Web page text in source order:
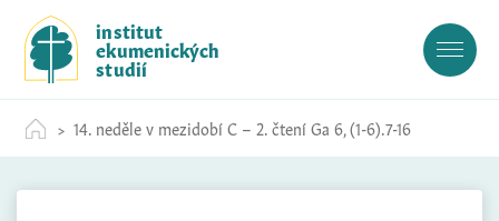
c
institut
ekumenických
studií
14. neděle v mezidobí C – 2. čtení Ga 6, (1-6).7-16